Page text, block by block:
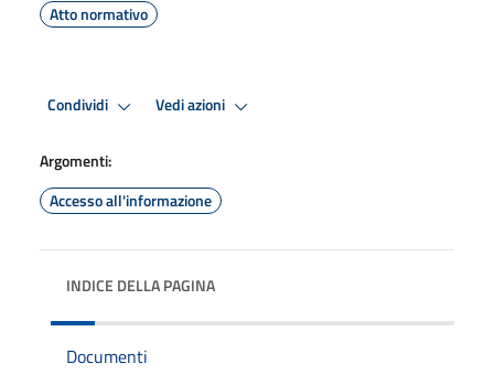
Atto normativo
Condividi Vedi azioni
Argomenti:
Accesso all'informazione
INDICE DELLA PAGINA
Documenti